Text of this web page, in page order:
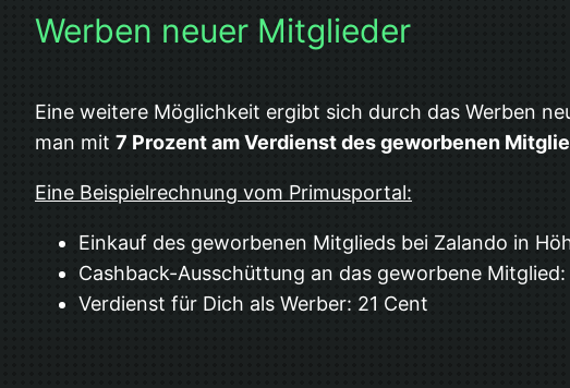
Werben neuer Mitglieder
Eine weitere Möglichkeit ergibt sich durch das Werben
man mit 7 Prozent am Verdienst des geworbenen
Eine Beispielrechnung vom Primusportal:
Einkauf des geworbenen Mitglieds bei Zalando in
Cashback-Ausschüttung an das geworbene Mitglied:
Verdienst für Dich als Werber: 21 Cent